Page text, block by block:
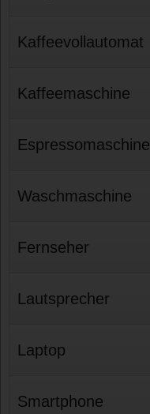
Kaffeevollautomat
Kaffeemaschine
Espressomaschine
Waschmaschine
Fernseher
Lautsprecher
Laptop
Smartphone